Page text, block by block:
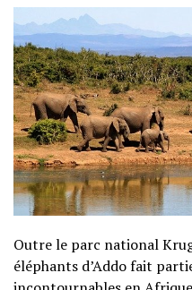
Outre le parc national
éléphants d’Addo fait